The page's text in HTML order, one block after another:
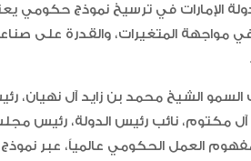
شمل 133 دولة، ليؤكد نجاح دولة الإمارات في ترسيخ نموذج
في مواجهة المتغيرات، والقدرة على
الشيخ محمد بن زايد آل نهيان،
آل مكتوم، نائب رئيس الدولة، رئيس
العمل الحكومي عالمياً، عبر نموذج
الإمارات ترسخ
البرتغال ويحل وصيفا في المجر